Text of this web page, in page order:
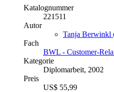
Katalognummer
221511
Autor
Tanja Berwinkl
Fach
BWL - Customer-
Kategorie
Diplomarbeit, 2002
Preis
US$ 55,99